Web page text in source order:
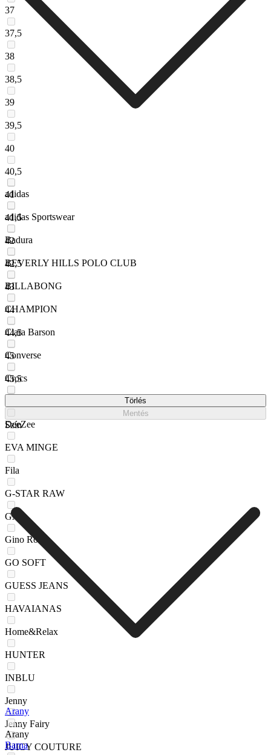
37
37,5
38
38,5
39
39,5
40
40,5
41
41,5
42
42,5
43
44
44,5
45
45,5
adidas
adidas Sportswear
Badura
BEVERLY HILLS POLO CLUB
BILLABONG
CHAMPION
Clara Barson
Converse
Crocs
DeeZee
EVA MINGE
Fila
G-STAR RAW
GAP
Gino Rossi
GO SOFT
GUESS JEANS
HAVAIANAS
Home&Relax
HUNTER
INBLU
Jenny
Jenny Fairy
JUICY COUTURE
Törlés
Mentés
Szín
Arany
Arany
Barna